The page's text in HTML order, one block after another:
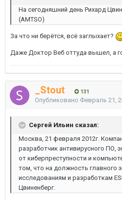
На сегодняшний день Рихард
(AMTSO)
За что ни берётся, всё заглыхает?
Даже Доктор Веб оттуда вышел, а
_Stout 131
Опубликовано Февраль 21,
Сергей Ильин сказал:
Москва, 21 февраля 2012г.
разработчик антивирусного ПО,
от киберпреступности и
том, что на должность главного
исследованиям и разработкам
Цвиненберг.